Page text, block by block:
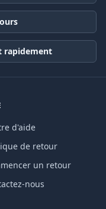
rapidement
d'aide
de retour
un retour
nous